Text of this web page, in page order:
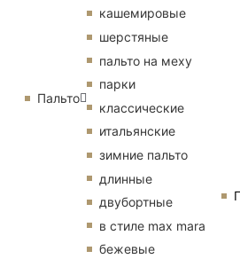
Пальто
кашемировые
шерстяные
пальто на меху
парки
классические
итальянские
зимние пальто
длинные
двубортные
в стиле max mara
бежевые